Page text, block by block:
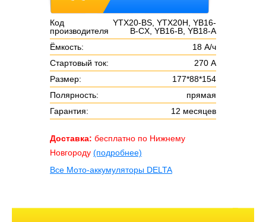
Код
производителя
YTX20-BS, YTX20H, YB16-
B-CX, YB16-B, YB18-A
Ёмкость:
18 А/ч
Стартовый ток:
270 А
Размер:
177*88*154
Полярность:
прямая
Гарантия:
12 месяцев
Доставка: бесплатно по Нижнему
Новгороду (подробнее)
Все Мото-аккумуляторы DELTA